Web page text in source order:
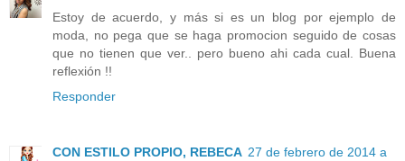
Estoy de acuerdo, y más si es un blog por ejemplo de
moda, no pega que se haga promocion seguido de cosas
que no tienen que ver.. pero bueno ahi cada cual. Buena
reflexión !!
Responder
CON ESTILO PROPIO, REBECA 27 de febrero de 2014 a